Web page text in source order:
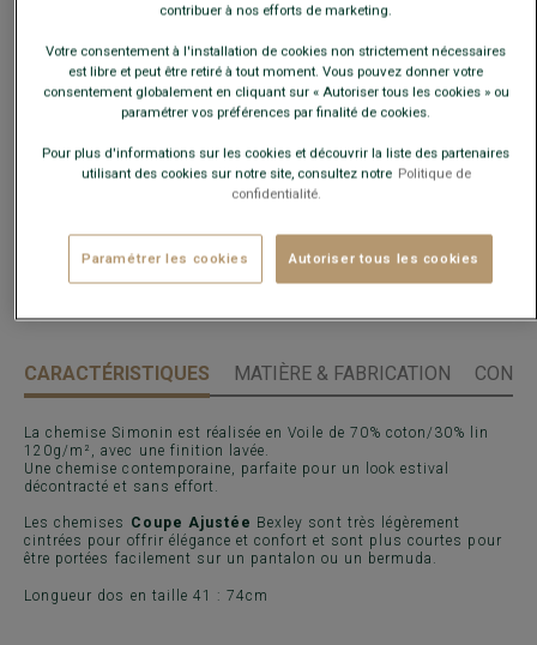
Guide des tailles
Quelle est ma taille ?
Livré en 24h ouvrées avec Chronopost Express
(commandez avant 14h)
CARACTÉRISTIQUES MATIÈRE & FABRICATION
La chemise Simonin est réalisée en Voile de 70% coton/30% lin
120g/m², avec une finition lavée.
Une chemise contemporaine, parfaite pour un look estival
décontracté et sans effort.
Les chemises Coupe Ajustée Bexley sont très légèrement
cintrées pour offrir élégance et confort et sont plus courtes pour
être portées facilement sur un pantalon ou un bermuda.
Longueur dos en taille 41 : 74cm
contribuer à nos efforts de marketing.
Votre consentement à l'installation de cookies non strictement nécessaires
est libre et peut être retiré à tout moment. Vous pouvez donner votre
consentement globalement en cliquant sur « Autoriser tous les cookies » ou
paramétrer vos préférences par finalité de cookies.
Pour plus d'informations sur les cookies et découvrir la liste des partenaires
utilisant des cookies sur notre site, consultez notre Politique de
confidentialité.
Paramétrer les cookies Autoriser tous les cookies